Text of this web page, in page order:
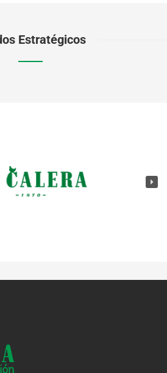
Estratégicos